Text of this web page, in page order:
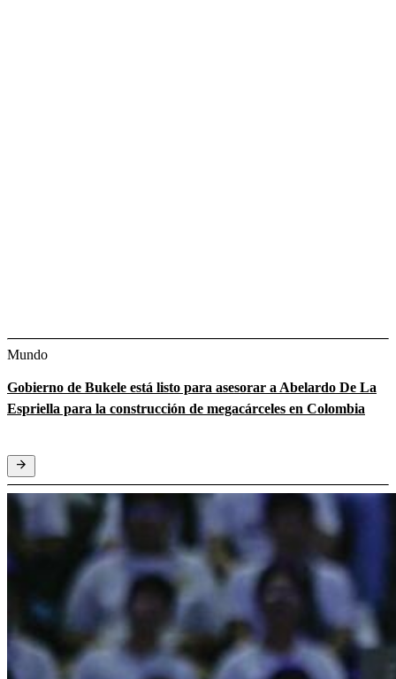
Mundo
Gobierno de Bukele está listo para asesorar a Abelardo De La
Espriella para la construcción de megacárceles en Colombia